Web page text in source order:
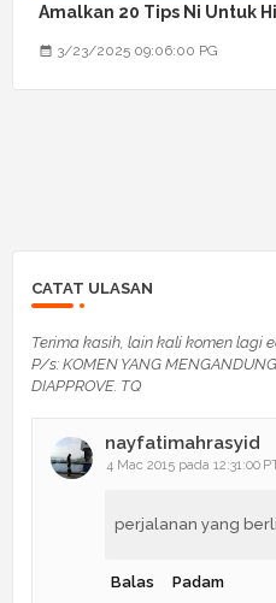
Amalkan 20 Tips Ni Untuk
3/23/2025 09:06:00 PG
CATAT ULASAN
Terima kasih, lain kali komen lagi
P/s: KOMEN YANG
DIAPPROVE. TQ
nayfatimahrasyid
4 Mac 2015 pada 12:31:00
perjalanan yang
Balas Padam